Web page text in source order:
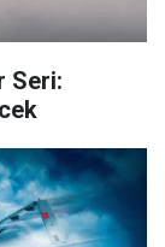
Seri: